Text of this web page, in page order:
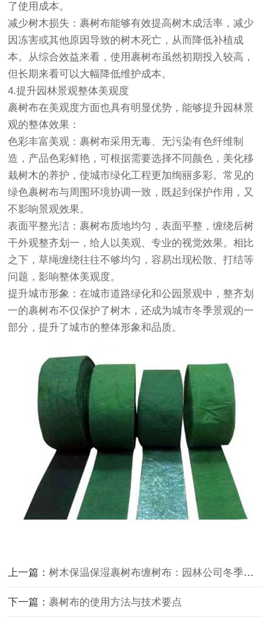
了使用成本。
减少树木损失：裹树布能够有效提高树木成活率，减少
因冻害或其他原因导致的树木死亡，从而降低补植成
本。从综合效益来看，使用裹树布虽然初期投入较高，
但长期来看可以大幅降低维护成本。
4.提升园林景观整体美观度
裹树布在美观度方面也具有明显优势，能够提升园林景
观的整体效果：
色彩丰富美观：裹树布采用无毒、无污染有色纤维制
造，产品色彩鲜艳，可根据需要选择不同颜色，美化移
栽树木的养护，使城市绿化工程更加绚丽多彩。常见的
绿色裹树布与周围环境协调一致，既起到保护作用，又
不影响景观效果。
表面平整光洁：裹树布质地均匀，表面平整，缠绕后树
干外观整齐划一，给人以美观、专业的视觉效果。相比
之下，草绳缠绕往往不够均匀，容易出现松散、打结等
问题，影响整体美观度。
提升城市形象：在城市道路绿化和公园景观中，整齐划
一的裹树布不仅保护了树木，还成为城市冬季景观的一
部分，提升了城市的整体形象和品质。
上一篇：树木保温保湿裹树布缠树布：园林公司冬季养护的高效解决方案
下一篇：裹树布的使用方法与技术要点